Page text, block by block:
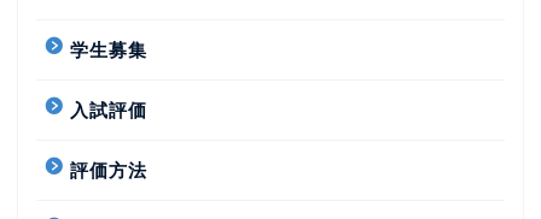
学生募集
入試評価
評価方法